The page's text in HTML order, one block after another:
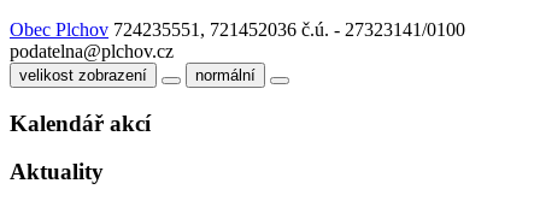
Obec Plchov 724235551, 721452036 č.ú. - 27323141/0100
podatelna@plchov.cz
velikost zobrazení normální
Kalendář akcí
Aktuality